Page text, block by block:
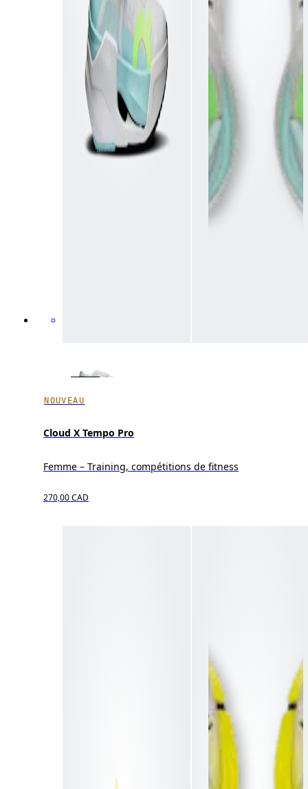
NOUVEAU
Cloud X Tempo Pro
Femme – Training, compétitions de fitness
270,00 CAD